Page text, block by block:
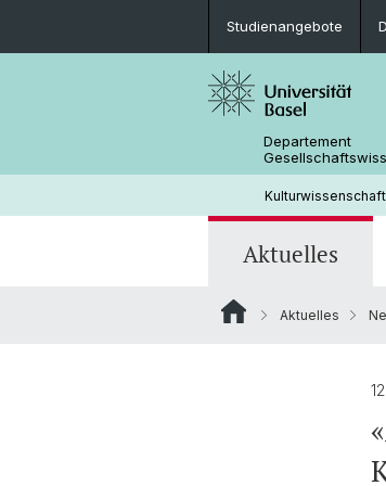
Studienangebote
Departement
Aktuelles
Archiv Veranstaltungen
Dokumente und
Prüfungsberechtigung
Kontakt &
Aktuelles